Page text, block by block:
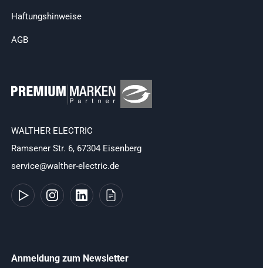
Haftungshinweise
AGB
WALTHER ELECTRIC
Ramsener Str. 6, 67304 Eisenberg
service@walther-electric.de
Anmeldung zum Newsletter